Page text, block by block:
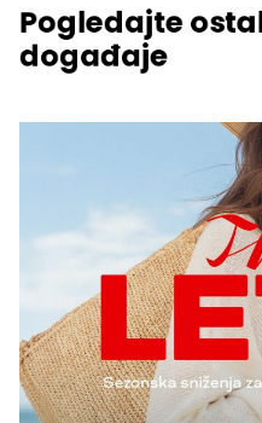
Pogledajte
događaje